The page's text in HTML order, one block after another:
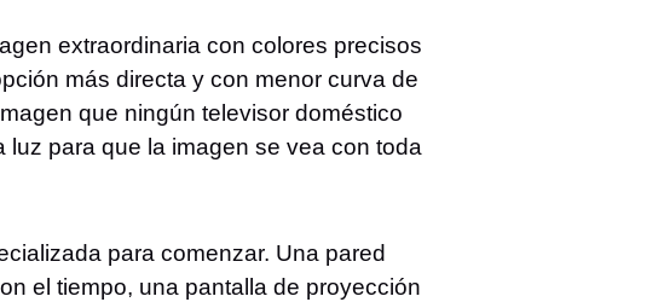
extraordinaria con colores precisos
más directa y con menor curva de
que ningún televisor doméstico
para que la imagen se vea con toda
para comenzar. Una pared
el tiempo, una pantalla de proyección